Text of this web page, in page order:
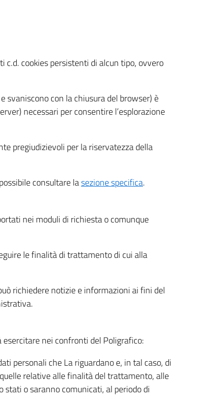
cookies persistenti di alcun tipo, ovvero
svaniscono con la chiusura del browser) è
necessari per consentire l’esplorazione
pregiudizievoli per la riservatezza della
consultare lasezione specifica.
nei moduli di richiesta o comunque
le finalità di trattamento di cui alla
richiedere notizie e informazioni ai fini del
nei confronti del Poligrafico:
personali che La riguardano e, in tal caso, di
relative alle finalità del trattamento, alle
o saranno comunicati, al periodo di